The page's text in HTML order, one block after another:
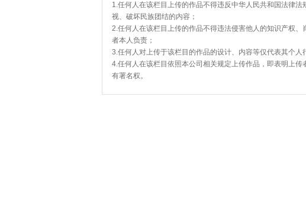
1.任何人在该栏目上传的作品不得违反中华人民共和国法律
视、破坏民族团结的内容；
2.任何人在该栏目上传的作品不得违法侵害他人的知识产权
者本人负责；
3.任何人对上传于该栏目的作品的设计、内容等仅代表其个人
4.任何人在该栏目依照本公司相关规定上传作品，即表明上
有署名权。